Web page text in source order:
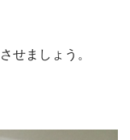
せましょう。